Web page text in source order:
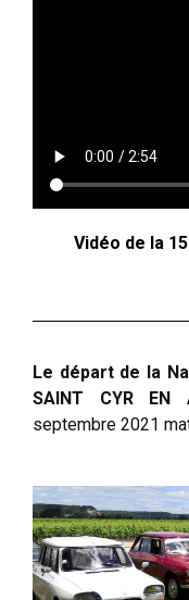
Vidéo de la
Le départ de la
SAINT CYR EN
septembre 2021